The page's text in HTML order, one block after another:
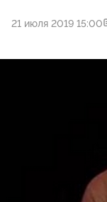
21 июля 2019 15:00